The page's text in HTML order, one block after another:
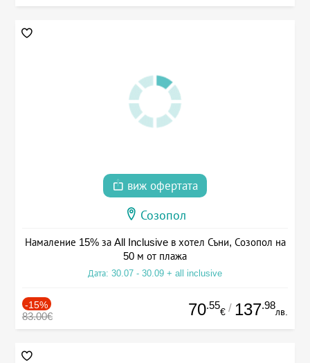
виж офертата
Созопол
Намаление 15% за All Inclusive в хотел Съни, Созопол на
50 м от плажа
Дата: 30.07 - 30.09 + all inclusive
-15%
83.00€ 70.55
€ / 137.98
лв.